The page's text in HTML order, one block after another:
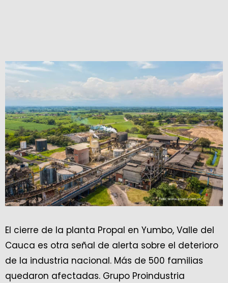
El cierre de la planta Propal en Yumbo, Valle del
Cauca es otra señal de alerta sobre el deterioro
de la industria nacional. Más de 500 familias
quedaron afectadas. Grupo Proindustria